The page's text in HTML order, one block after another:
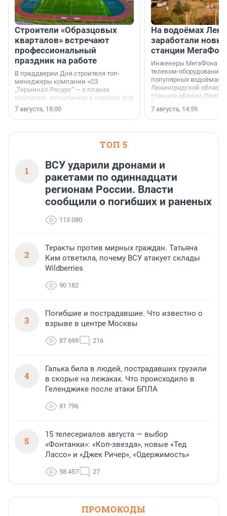
Строители «Образцовых
кварталов» встречают
профессиональный
праздник на работе
В преддверии Дня строителя топ-
менеджеры компании «СЗ
„Терминал-Ресурс“ — о планах
компании, испытаниях и поводах для
осторожного оптимизма.
7 августа, 18:00
На водоёмах
заработали
станции
Инженеры МегаФона
телеком-оборудование
популярных водоёмах
Ленинградской
станции вблизи
недалеко от Большого
водопада.
7 августа, 14:59
ТОП 5
1
ВСУ ударили дронами и
ракетами по одиннадцати
регионам России. Власти
сообщили о погибших и раненых
113 080
2
Теракты против мирных граждан. Татьяна
Ким ответила, почему ВСУ атакует склады
Wildberries
90 182
3
Погибшие и пострадавшие. Что известно о
взрыве в центре Москвы
87 699 216
4
Галька била в людей, пострадавших грузили
в скорые на лежаках. Что происходило в
Геленджике после атаки БПЛА
81 796
5
15 телесериалов августа — выбор
«Фонтанки»: «Коп-звезда», новые «Тед
Лассо» и «Джек Ричер», «Одержимость»
58 457 27
ПРОМОКОДЫ